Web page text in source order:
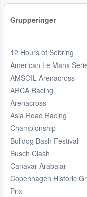
Grupperinger
12 Hours of Sebring
American Le Mans
AMSOIL Arenacross
ARCA Racing
Arenacross
Asia Road Racing
Championship
Bulldog Bash Festival
Busch Clash
Canavar Arabalar
Copenhagen Historic
Prix